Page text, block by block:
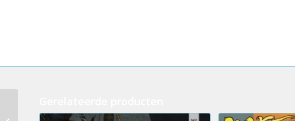
212.De rode ridder –